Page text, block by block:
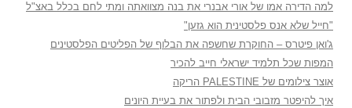
למה הדירה אמו של אורי אבנרי את בנה מצוואתה ומתי לחם בכלל באצ"ל
"חייל שלא אנס פלסטינית הוא גזען"
ג'ואן פיטרס – החוקרת שחשפה את הבלוף של הפליטים הפלסטינים
המפות שכל תלמיד ישראלי חייב להכיר
אוצר צילומים של PALESTINE הריקה
איך להיפטר מזבובי הבית ולפתור את בעיית היונים